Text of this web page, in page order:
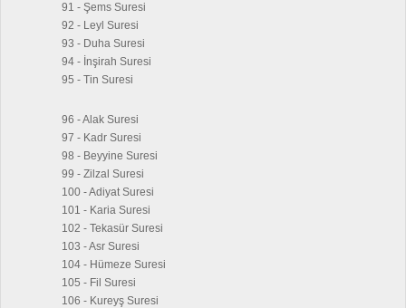
91 - Şems Suresi
92 - Leyl Suresi
93 - Duha Suresi
94 - İnşirah Suresi
95 - Tin Suresi
96 - Alak Suresi
97 - Kadr Suresi
98 - Beyyine Suresi
99 - Zilzal Suresi
100 - Adiyat Suresi
101 - Karia Suresi
102 - Tekasür Suresi
103 - Asr Suresi
104 - Hümeze Suresi
105 - Fil Suresi
106 - Kureyş Suresi